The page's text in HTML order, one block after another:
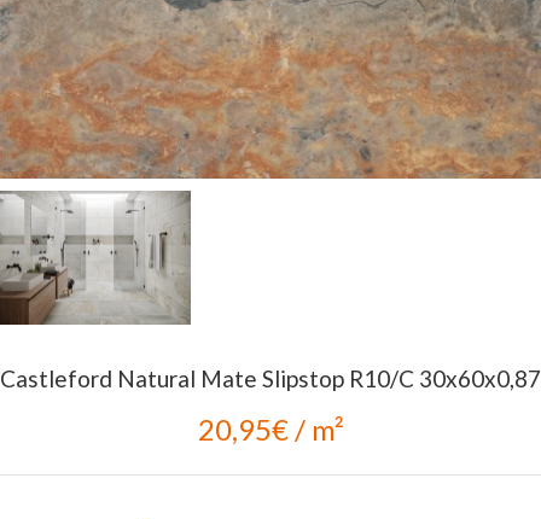
Castleford Natural Mate Slipstop R10/C 30x60x0,87
20,95€ / m²